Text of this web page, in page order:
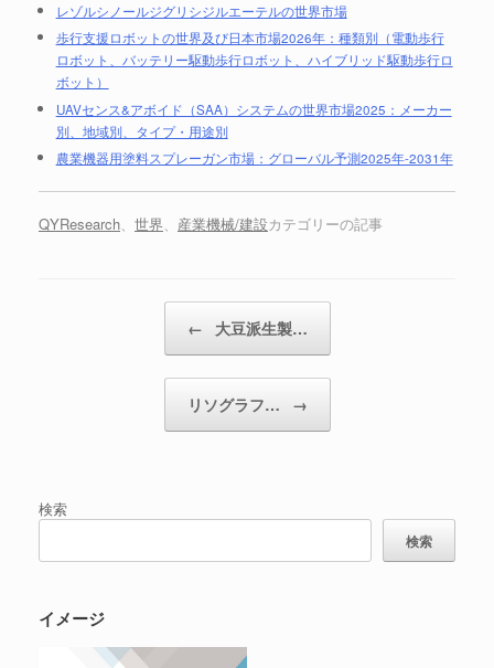
レゾルシノールジグリシジルエーテルの世界市場
歩行支援ロボットの世界及び日本市場2026年：種類別（電動歩行
ロボット、バッテリー駆動歩行ロボット、ハイブリッド駆動歩行ロ
ボット）
UAVセンス&アボイド（SAA）システムの世界市場2025：メーカー
別、地域別、タイプ・用途別
農業機器用塗料スプレーガン市場：グローバル予測2025年-2031年
QYResearch、 世界、 産業機械/建設カテゴリーの記事
← 大豆派生製…
リソグラフ… →
検索
検索
イメージ